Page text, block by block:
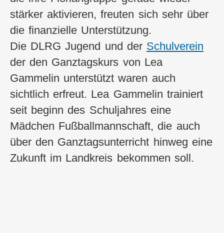
stärker aktivieren, freuten sich sehr über
die finanzielle Unterstützung.
Die DLRG Jugend und der Schulverein
der den Ganztagskurs von Lea
Gammelin unterstützt waren auch
sichtlich erfreut. Lea Gammelin trainiert
seit beginn des Schuljahres eine
Mädchen Fußballmannschaft, die auch
über den Ganztagsunterricht hinweg eine
Zukunft im Landkreis bekommen soll.